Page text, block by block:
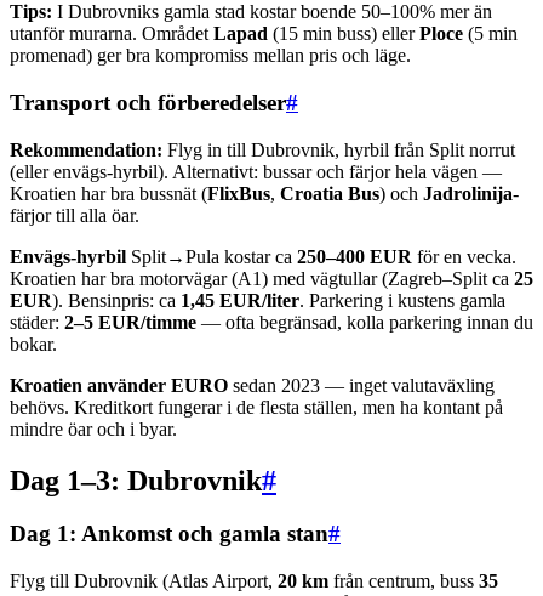
Tips: I Dubrovniks gamla stad kostar boende 50–100% mer än
utanför murarna. Området Lapad (15 min buss) ellerPloce (5 min
promenad) ger bra kompromiss mellan pris och läge.
Transport och förberedelser#
Rekommendation: Flyg in till Dubrovnik, hyrbil från Split norrut
(eller envägs-hyrbil). Alternativt: bussar och färjor hela vägen —
Kroatien har bra bussnät (FlixBus, Croatia Bus) och Jadrolinija-
färjor till alla öar.
Envägs-hyrbil Split→Pula kostar ca 250–400 EUR för en vecka.
Kroatien har bra motorvägar (A1) med vägtullar (Zagreb–Split ca 25
EUR). Bensinpris: ca 1,45 EUR/liter. Parkering i kustens gamla
städer: 2–5 EUR/timme — ofta begränsad, kolla parkering innan du
bokar.
Kroatien använder EURO sedan 2023 — inget valutaväxling
behövs. Kreditkort fungerar i de flesta ställen, men ha kontant på
mindre öar och i byar.
Dag 1–3: Dubrovnik#
Dag 1: Ankomst och gamla stan#
Flyg till Dubrovnik (Atlas Airport, 20 km från centrum, buss 35